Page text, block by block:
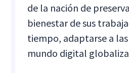
de la nación de
bienestar de sus
tiempo, adaptarse a
mundo digital